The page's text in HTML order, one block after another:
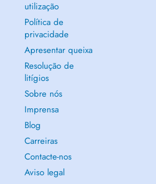
utilização
Política de
privacidade
Apresentar queixa
Resolução de
litígios
Sobre nós
Imprensa
Blog
Carreiras
Contacte-nos
Aviso legal